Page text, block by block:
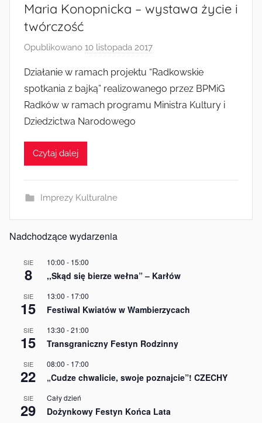
Maria Konopnicka – wystawa życie i
twórczość
Opublikowano 10 listopada 2017
z
e
z
Działanie w ramach projektu “Radkowskie
spotkania z bajką” realizowanego przez BPMiG
Radków w ramach programu Ministra Kultury i
Dziedzictwa Narodowego
Czytaj dalej
Imprezy Kulturalne
Nadchodzące wydarzenia
SIE
8
10:00 - 15:00
,,Skąd się bierze wełna” – Karłów
SIE
15
13:00 - 17:00
Festiwal Kwiatów w Wambierzycach
SIE
15
13:30 -21:00
Transgraniczny Festyn Rodzinny
SIE
22
08:00 - 17:00
„Cudze chwalicie, swoje poznajcie”! CZECHY
SIE
29
Cały dzień
Dożynkowy Festyn Końca Lata